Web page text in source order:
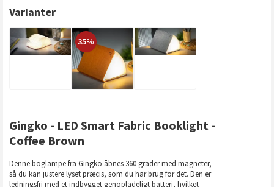
Varianter
35%
Gingko - LED Smart Fabric Booklight -
Coffee Brown
Denne boglampe fra Gingko åbnes 360 grader med magneter,
så du kan justere lyset præcis, som du har brug for det. Den er
ledningsfri med et indbygget genopladeligt batteri, hvilket